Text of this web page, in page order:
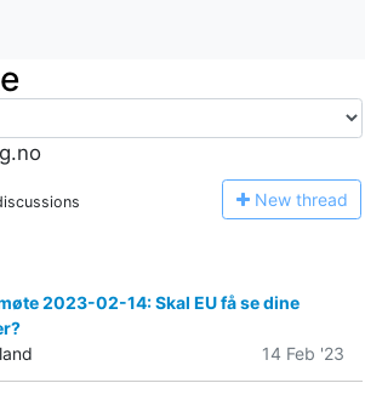
New thread
2023-02-14: Skal EU få se dine
14 Feb '23